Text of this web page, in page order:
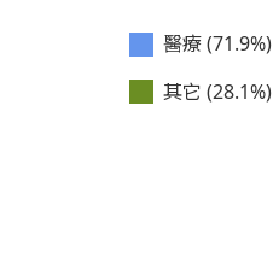
醫療 (71.9%)
其它 (28.1%)